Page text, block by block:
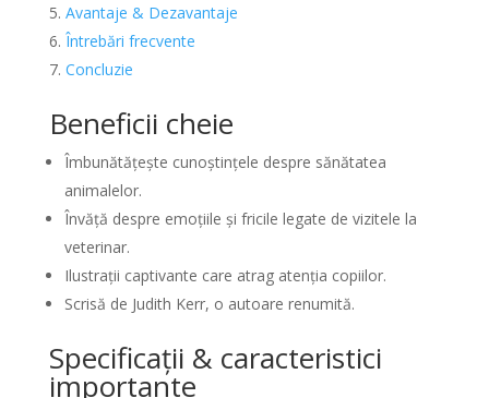
Avantaje & Dezavantaje
Întrebări frecvente
Concluzie
Beneficii cheie
Îmbunătățește cunoștințele despre sănătatea
animalelor.
Învăță despre emoțiile și fricile legate de vizitele la
veterinar.
Ilustrații captivante care atrag atenția copiilor.
Scrisă de Judith Kerr, o autoare renumită.
Specificații & caracteristici
importante